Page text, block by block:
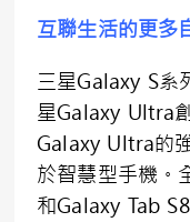
互聯生活的更多
三星Galaxy S系
星Galaxy Ultra
Galaxy Ultra的
於智慧型手機。
和Galaxy Tab